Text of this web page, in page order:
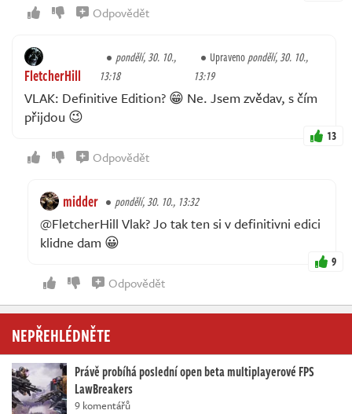
Odpovědět
FletcherHill
pondělí, 30. 10.,
13:18
Upravenopondělí, 30. 10.,
13:19
VLAK: Definitive Edition? 😁 Ne. Jsem zvědav, s čím
přijdou 😉
13
Odpovědět
midder pondělí, 30. 10., 13:32
@FletcherHill Vlak? Jo tak ten si v definitivni edici
klidne dam 😀
9
Odpovědět
NEPŘEHLÉDNĚTE
Právě probíhá poslední open beta multiplayerové FPS
LawBreakers
9 komentářů